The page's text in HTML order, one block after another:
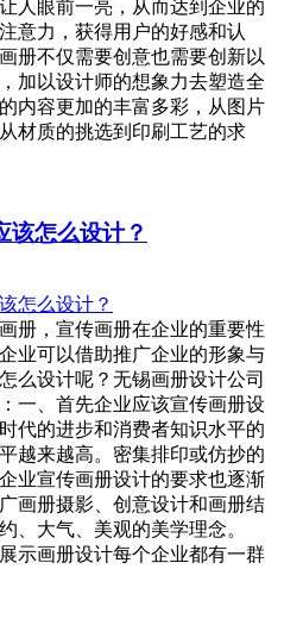
人眼前一亮，从而达到企业的
意力，获得用户的好感和认
册不仅需要创意也需要创新以
加以设计师的想象力去塑造全
内容更加的丰富多彩，从图片
材质的挑选到印刷工艺的求
该怎么设计？
册，宣传画册在企业的重要性
业可以借助推广企业的形象与
么设计呢？无锡画册设计公司
一、首先企业应该宣传画册设
代的进步和消费者知识水平的
越来越高。密集排印或仿抄的
业宣传画册设计的要求也逐渐
画册摄影、创意设计和画册结
、大气、美观的美学理念。
示画册设计每个企业都有一群